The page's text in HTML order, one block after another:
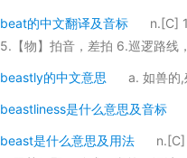
beat的中文翻译及音标
n.[C]
5.【物】拍音，差拍 6.巡逻路线
beastly的中文意思 a. 如兽的
beastliness是什么意思及音标
beast是什么意思及用法
n.[C]